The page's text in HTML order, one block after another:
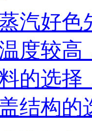
汽好色
，温度较
的选择
盖结构